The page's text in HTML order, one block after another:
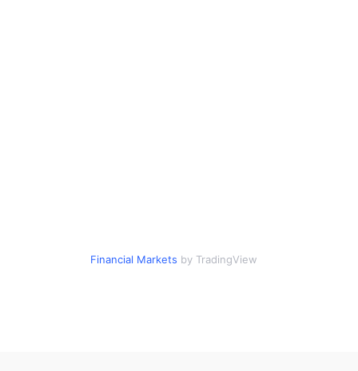
Financial Markets by TradingView